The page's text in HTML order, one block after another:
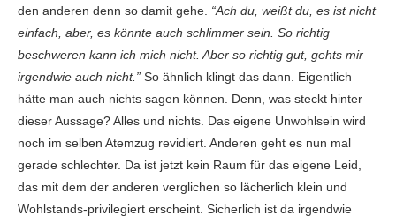
den anderen denn so damit gehe. “Ach du, weißt du, es ist nicht
einfach, aber, es könnte auch schlimmer sein. So richtig
beschweren kann ich mich nicht. Aber so richtig gut, gehts mir
irgendwie auch nicht.” So ähnlich klingt das dann. Eigentlich
hätte man auch nichts sagen können. Denn, was steckt hinter
dieser Aussage? Alles und nichts. Das eigene Unwohlsein wird
noch im selben Atemzug revidiert. Anderen geht es nun mal
gerade schlechter. Da ist jetzt kein Raum für das eigene Leid,
das mit dem der anderen verglichen so lächerlich klein und
Wohlstands-privilegiert erscheint. Sicherlich ist da irgendwie